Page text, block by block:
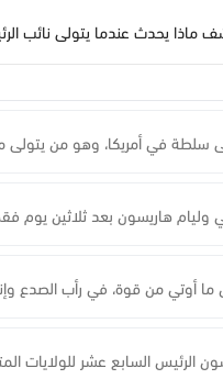
ماذا يحدث عندما يتولى نائب
سلطة في أمريكا، وهو من يتولى
وليام هاريسون بعد ثلاثين يوم
أوتي من قوة، في رأب الصدع
الرئيس السابع عشر للولايات